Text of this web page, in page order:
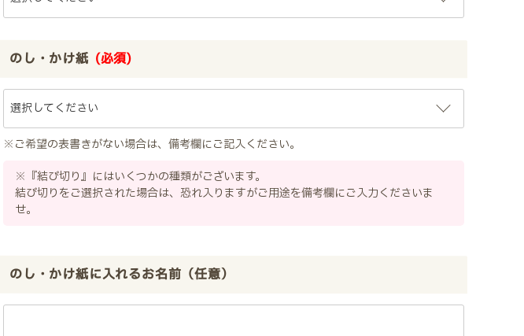
のし・かけ紙 (必須)
※ご希望の表書きがない場合は、備考欄にご記入ください。
※『結び切り』にはいくつかの種類がございます。
結び切りをご選択された場合は、恐れ入りますがご用途を備考欄にご入力くださいま
せ。
のし・かけ紙に入れるお名前（任意）